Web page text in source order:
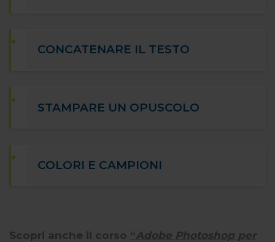
CONCATENARE IL TESTO
STAMPARE UN OPUSCOLO
COLORI E CAMPIONI
Scopri anche il corso “Adobe Photoshop per